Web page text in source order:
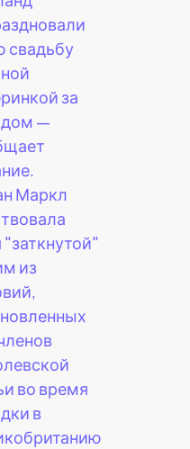
свадьбу
за
—
Маркл
"заткнутой"
из
во время
в